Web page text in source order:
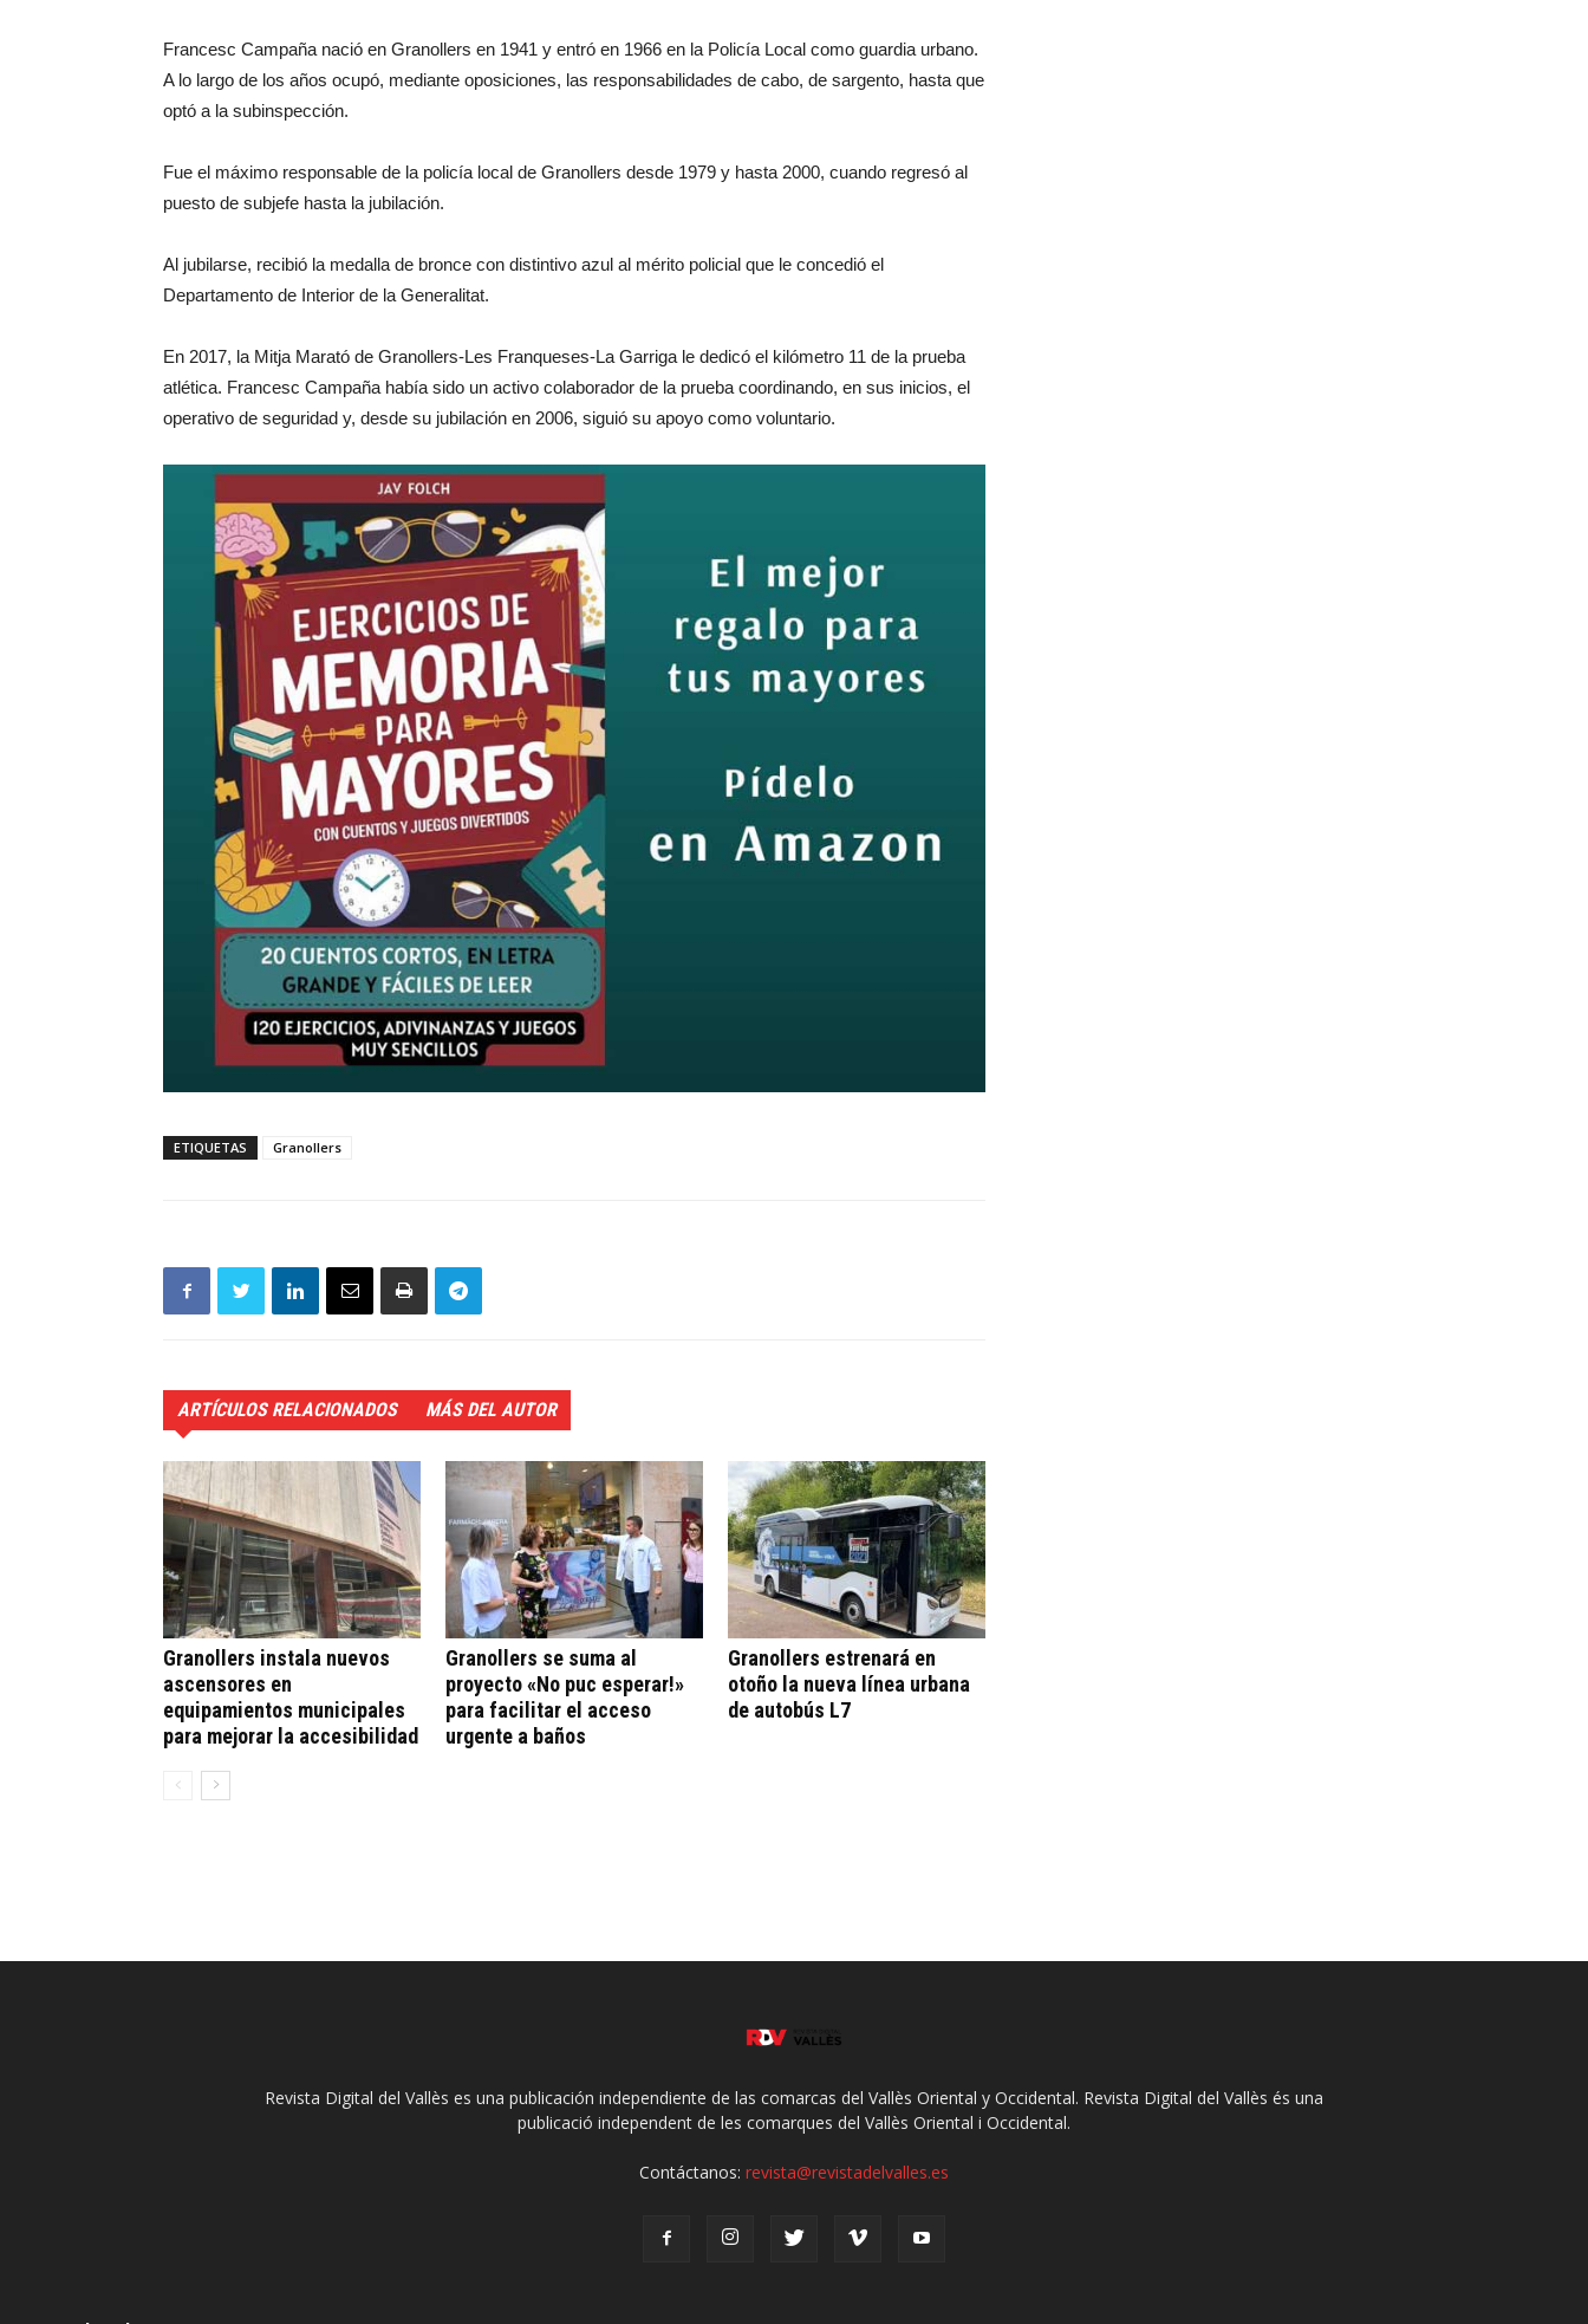
Francesc Campaña nació en Granollers en 1941 y entró en 1966 en la Policía Local como guardia urbano.
A lo largo de los años ocupó, mediante oposiciones, las responsabilidades de cabo, de sargento, hasta que
optó a la subinspección.
Fue el máximo responsable de la policía local de Granollers desde 1979 y hasta 2000, cuando regresó al
puesto de subjefe hasta la jubilación.
Al jubilarse, recibió la medalla de bronce con distintivo azul al mérito policial que le concedió el
Departamento de Interior de la Generalitat.
En 2017, la Mitja Marató de Granollers-Les Franqueses-La Garriga le dedicó el kilómetro 11 de la prueba
atlética. Francesc Campaña había sido un activo colaborador de la prueba coordinando, en sus inicios, el
operativo de seguridad y, desde su jubilación en 2006, siguió su apoyo como voluntario.
ETIQUETAS Granollers
ARTÍCULOS RELACIONADOS MÁS DEL AUTOR
Granollers instala nuevos
ascensores en
equipamientos municipales
para mejorar la accesibilidad
Granollers se suma al
proyecto «No puc esperar!»
para facilitar el acceso
urgente a baños
Granollers estrenará en
otoño la nueva línea urbana
de autobús L7
Revista Digital del Vallès es una publicación independiente de las comarcas del Vallès Oriental y Occidental. Revista Digital del Vallès és una
publicació independent de les comarques del Vallès Oriental i Occidental.
Contáctanos: revista@revistadelvalles.es